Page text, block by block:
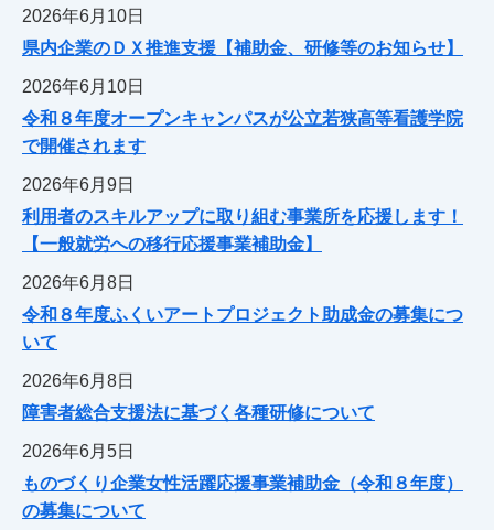
2026年6月10日
県内企業のＤＸ推進支援【補助金、研修等のお知らせ】
2026年6月10日
令和８年度オープンキャンパスが公立若狭高等看護学院
で開催されます
2026年6月9日
利用者のスキルアップに取り組む事業所を応援します！
【一般就労への移行応援事業補助金】
2026年6月8日
令和８年度ふくいアートプロジェクト助成金の募集につ
いて
2026年6月8日
障害者総合支援法に基づく各種研修について
2026年6月5日
ものづくり企業女性活躍応援事業補助金（令和８年度）
の募集について